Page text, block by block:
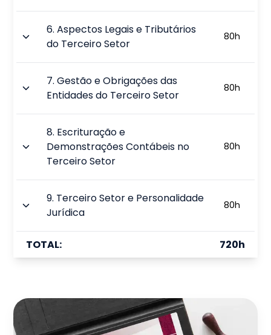
6.Aspectos Legais e Tributários
do Terceiro Setor
80h
7.Gestão e Obrigações das
Entidades do Terceiro Setor
80h
8. Escrituração e
Demonstrações Contábeis no
Terceiro Setor
80h
9. Terceiro Setor e Personalidade
Jurídica
80h
TOTAL: 720h